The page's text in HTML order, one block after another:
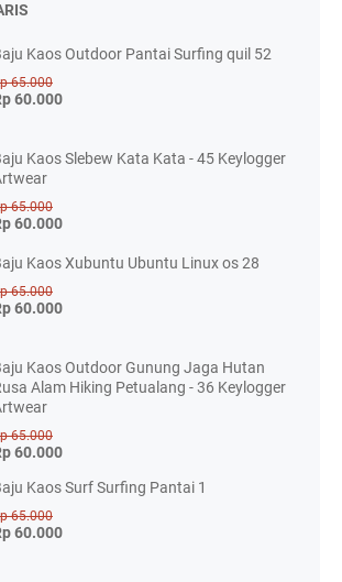
Kaos Outdoor Pantai Surfing quil 52
65.000
60.000
Kaos Slebew Kata Kata - 45 Keylogger
65.000
60.000
Kaos Xubuntu Ubuntu Linux os 28
65.000
60.000
Kaos Outdoor Gunung Jaga Hutan
Alam Hiking Petualang - 36 Keylogger
65.000
60.000
Kaos Surf Surfing Pantai 1
65.000
60.000